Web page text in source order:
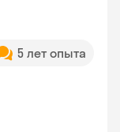
5 лет опыта